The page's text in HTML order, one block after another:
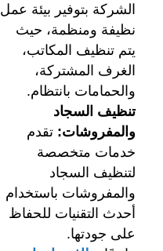
الشركة بتوفير بيئة عمل
نظيفة ومنظمة، حيث
يتم تنظيف المكاتب،
الغرف المشتركة،
والحمامات بانتظام.
تنظيف السجاد
والمفروشات: تقدم
خدمات متخصصة
لتنظيف السجاد
والمفروشات باستخدام
أحدث التقنيات للحفاظ
على جودتها.